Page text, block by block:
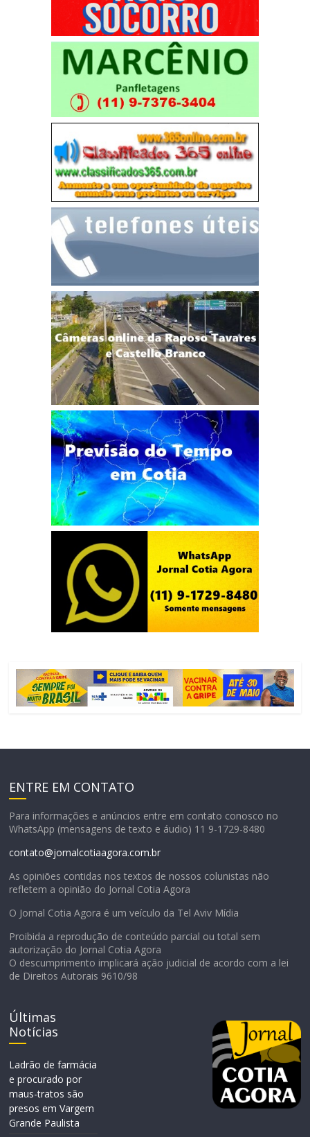
ENTRE EM CONTATO
Para informações e anúncios entre em contato conosco no
WhatsApp (mensagens de texto e áudio) 11 9-1729-8480
contato@jornalcotiaagora.com.br
As opiniões contidas nos textos de nossos colunistas não
refletem a opinião do Jornal Cotia Agora
O Jornal Cotia Agora é um veículo da Tel Aviv Mídia
Proibida a reprodução de conteúdo parcial ou total sem
autorização do Jornal Cotia Agora
O descumprimento implicará ação judicial de acordo com a lei
de Direitos Autorais 9610/98
Últimas
Notícias
Ladrão de farmácia
e procurado por
maus-tratos são
presos em Vargem
Grande Paulista